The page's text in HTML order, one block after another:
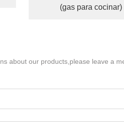
(gas para cocinar)
about our products,please leave a